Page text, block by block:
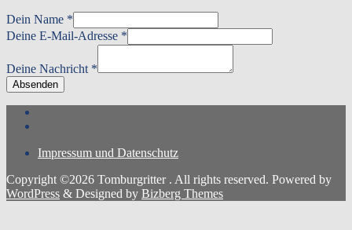
E-
Mail-
Dein
Name
Dein Name *
Deine E-Mail-Adresse *
Deine Nachricht *
Absenden
Impressum und Datenschutz
Copyright ©2026 Tomburgritter . All rights reserved. Powered by
WordPress & Designed by Bizberg Themes